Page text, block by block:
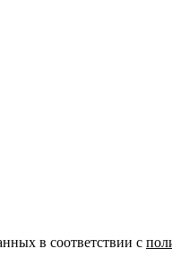
в соответствии с